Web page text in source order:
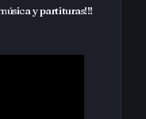
y partituras!!!